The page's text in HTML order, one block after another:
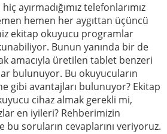
ayırmadığımız telefonlarımız
hemen her aygıttan üçüncü
ekitap okuyucu programlar
Bunun yanında bir de
amacıyla üretilen tablet benzeri
bulunuyor. Bu okuyucuların
gibi avantajları bulunuyor? Ekitap
cihaz almak gerekli mi,
en iyileri? Rehberimizin
soruların cevaplarını veriyoruz.